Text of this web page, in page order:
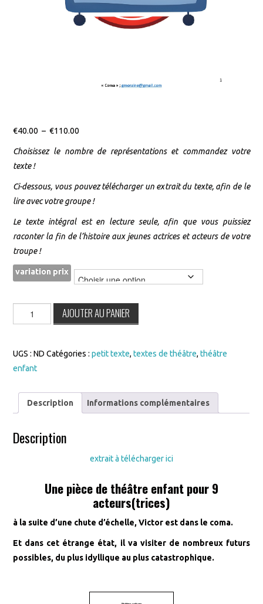
€40.00 – €110.00
à
€110.00
Choisissez le nombre de représentations et commandez votre
texte !
Ci-dessous, vous pouvez télécharger un extrait du texte, afin de le
lire avec votre groupe !
Le texte intégral est en lecture seule, afin que vous puissiez
raconter la fin de l’histoire aux jeunes actrices et acteurs de votre
troupe !
variation prix
AJOUTER AU PANIER
UGS :ND Catégories :petit texte,textes de théâtre,théâtre
enfant
Description Informations complémentaires
Description
extrait à télécharger ici
Une pièce de théâtre enfant pour 9
acteurs(trices)
à la suite d’une chute d’échelle, Victor est dans le coma.
Et dans cet étrange état, il va visiter de nombreux futurs
possibles, du plus idyllique au plus catastrophique.